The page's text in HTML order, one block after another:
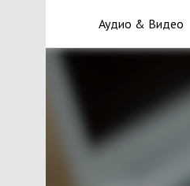
Аудио & Видео